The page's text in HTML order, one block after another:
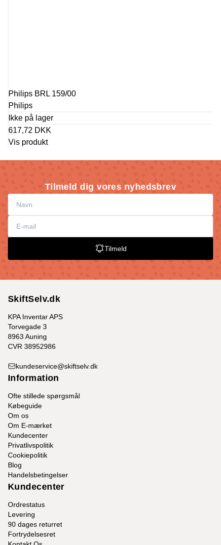
Philips BRL 159/00
Philips
Ikke på lager
617,72 DKK
Vis produkt
Tilmeld dig vores nyhedsbrev
Tilmeld
SkiftSelv.dk
KPA Inventar APS
Torvegade 3
8963 Auning
CVR 38952986
kundeservice@skiftselv.dk
Information
Ofte stillede spørgsmål
Købeguide
Om os
Om E-mærket
Kundecenter
Privatlivspolitik
Cookiepolitik
Blog
Handelsbetingelser
Kundecenter
Ordrestatus
Levering
90 dages returret
Fortrydelsesret